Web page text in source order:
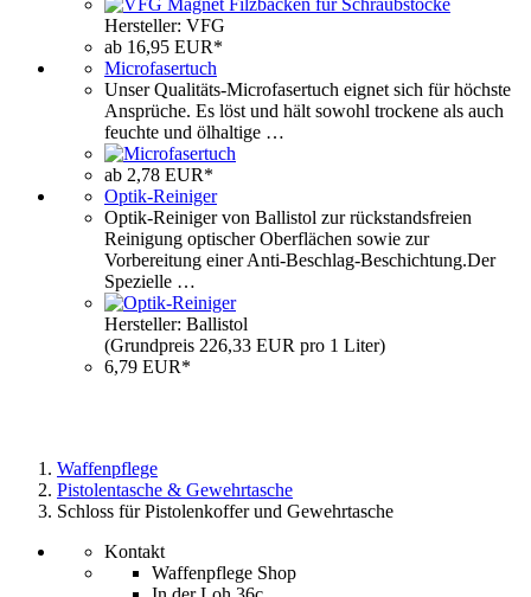
Hersteller: VFG
ab 16,95 EUR*
Microfasertuch
Unser Qualitäts-Microfasertuch eignet sich für höchste
Ansprüche. Es löst und hält sowohl trockene als auch
feuchte und ölhaltige …
ab 2,78 EUR*
Optik-Reiniger
Optik-Reiniger von Ballistol zur rückstandsfreien
Reinigung optischer Oberflächen sowie zur
Vorbereitung einer Anti-Beschlag-Beschichtung.Der
Spezielle …
Hersteller: Ballistol
(Grundpreis 226,33 EUR pro 1 Liter)
6,79 EUR*
Waffenpflege
Pistolentasche & Gewehrtasche
Schloss für Pistolenkoffer und Gewehrtasche
Kontakt
Waffenpflege Shop